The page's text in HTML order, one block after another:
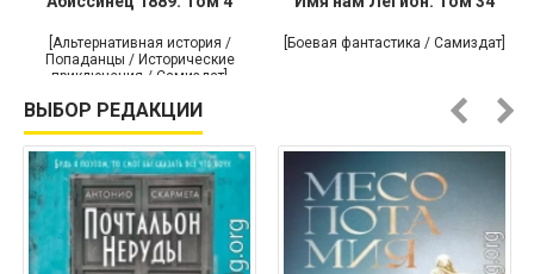
[Альтернативная история /
Попаданцы / Исторические
приключения / Самиздат]
[Боевая фантастика / Самиздат]
ВЫБОР РЕДАКЦИИ